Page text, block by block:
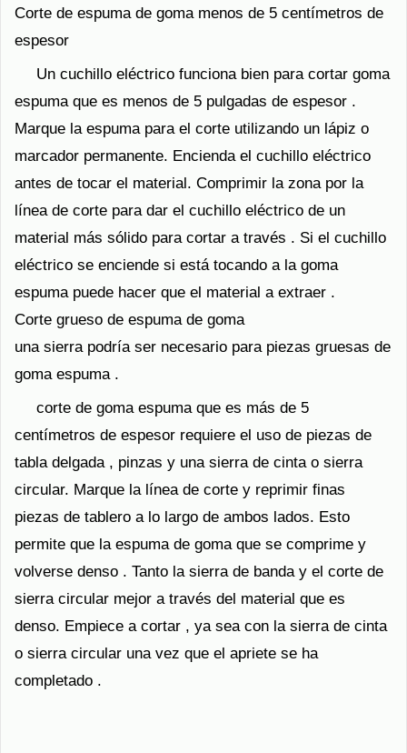
Corte de espuma de goma menos de 5 centímetros de
espesor
Un cuchillo eléctrico funciona bien para cortar goma
espuma que es menos de 5 pulgadas de espesor .
Marque la espuma para el corte utilizando un lápiz o
marcador permanente. Encienda el cuchillo eléctrico
antes de tocar el material. Comprimir la zona por la
línea de corte para dar el cuchillo eléctrico de un
material más sólido para cortar a través . Si el cuchillo
eléctrico se enciende si está tocando a la goma
espuma puede hacer que el material a extraer .
Corte grueso de espuma de goma
una sierra podría ser necesario para piezas gruesas de
goma espuma .
corte de goma espuma que es más de 5
centímetros de espesor requiere el uso de piezas de
tabla delgada , pinzas y una sierra de cinta o sierra
circular. Marque la línea de corte y reprimir finas
piezas de tablero a lo largo de ambos lados. Esto
permite que la espuma de goma que se comprime y
volverse denso . Tanto la sierra de banda y el corte de
sierra circular mejor a través del material que es
denso. Empiece a cortar , ya sea con la sierra de cinta
o sierra circular una vez que el apriete se ha
completado .